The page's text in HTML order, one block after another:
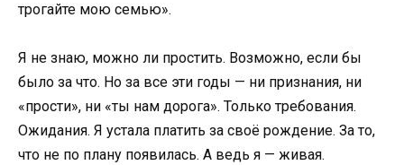
трогайте мою семью».
Я не знаю, можно ли простить. Возможно, если бы
было за что. Но за все эти годы — ни признания, ни
«прости», ни «ты нам дорога». Только требования.
Ожидания. Я устала платить за своё рождение. За то,
что не по плану появилась. А ведь я — живая.